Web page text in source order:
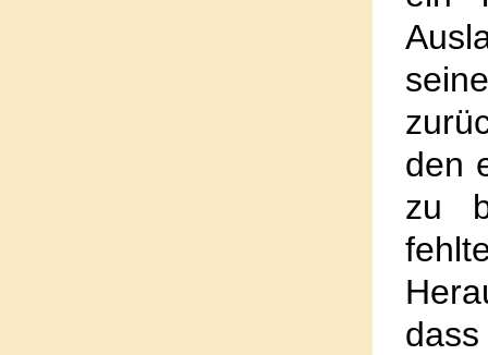
den
zu